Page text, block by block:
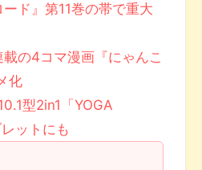
ド』第11巻の帯で重大
の4コマ漫画『にゃんこ
化
型2in1「YOGA
ットにも